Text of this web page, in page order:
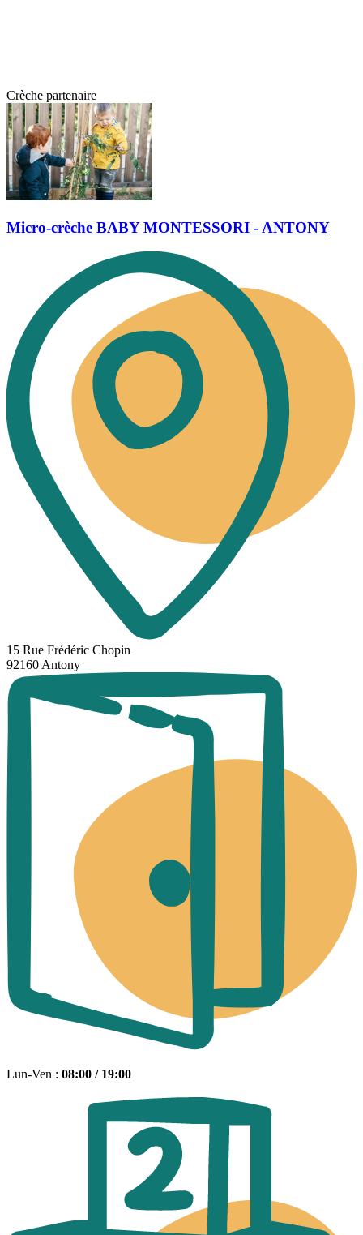
Crèche partenaire
Micro-crèche BABY MONTESSORI - ANTONY
15 Rue Frédéric Chopin
92160 Antony
Lun-Ven : 08:00 / 19:00